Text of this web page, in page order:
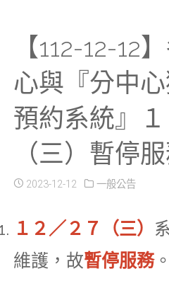
【112-12-12
心與『分中
預約系統』
（三）暫停
2023-12-12 一般公告
１２／２７（三）
維護，故暫停服務。